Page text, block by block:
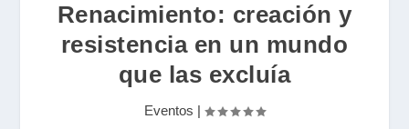
Renacimiento: creación y
resistencia en un mundo
que las excluía
Eventos |